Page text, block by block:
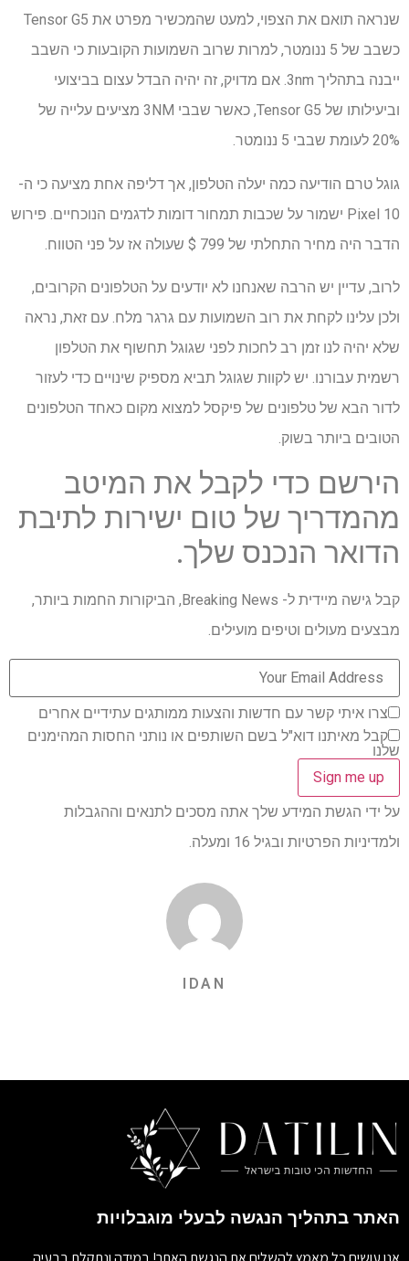
שנראה תואם את הצפוי, למעט שהמכשיר מפרט את Tensor G5
כשבב של 5 ננומטר, למרות שרוב השמועות הקובעות כי השבב
ייבנה בתהליך 3nm. אם מדויק, זה יהיה הבדל עצום בביצועי
וביעילותו של Tensor G5, כאשר שבבי 3NM מציעים עלייה של
20% לעומת שבבי 5 ננומטר.
גוגל טרם הודיעה כמה יעלה הטלפון, אך דליפה אחת מציעה כי ה-
Pixel 10 ישמור על שכבות תמחור דומות לדגמים הנוכחיים. פירוש
הדבר היה מחיר התחלתי של 799 $ שעולה אז על פני הטווח.
לרוב, עדיין יש הרבה שאנחנו לא יודעים על הטלפונים הקרובים,
ולכן עלינו לקחת את רוב השמועות עם גרגר מלח. עם זאת, נראה
שלא יהיה לנו זמן רב לחכות לפני שגוגל תחשוף את הטלפון
רשמית עבורנו. יש לקוות שגוגל תביא מספיק שינויים כדי לעזור
לדור הבא של טלפונים של פיקסל למצוא מקום כאחד הטלפונים
הטובים ביותר בשוק.
הירשם כדי לקבל את המיטב
מהמדריך של טום ישירות לתיבת
הדואר הנכנס שלך.
קבל גישה מיידית ל- Breaking News, הביקורות החמות ביותר,
מבצעים מעולים וטיפים מועילים.
צרו איתי קשר עם חדשות והצעות ממותגים עתידיים אחרים
קבל מאיתנו דוא"ל בשם השותפים או נותני החסות המהימנים
שלנו
על ידי הגשת המידע שלך אתה מסכים לתנאים וההגבלות
ולמדיניות הפרטיות ובגיל 16 ומעלה.
IDAN
האתר בתהליך הנגשה לבעלי מוגבלויות